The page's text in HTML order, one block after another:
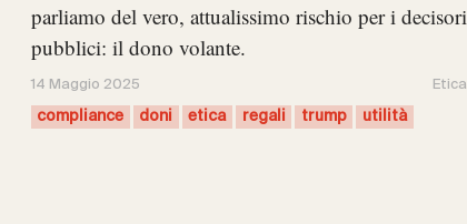
parliamo del vero, attualissimo rischio per i decisori
pubblici: il dono volante.
14 Maggio 2025 Etica
compliance doni etica regali trump utilità